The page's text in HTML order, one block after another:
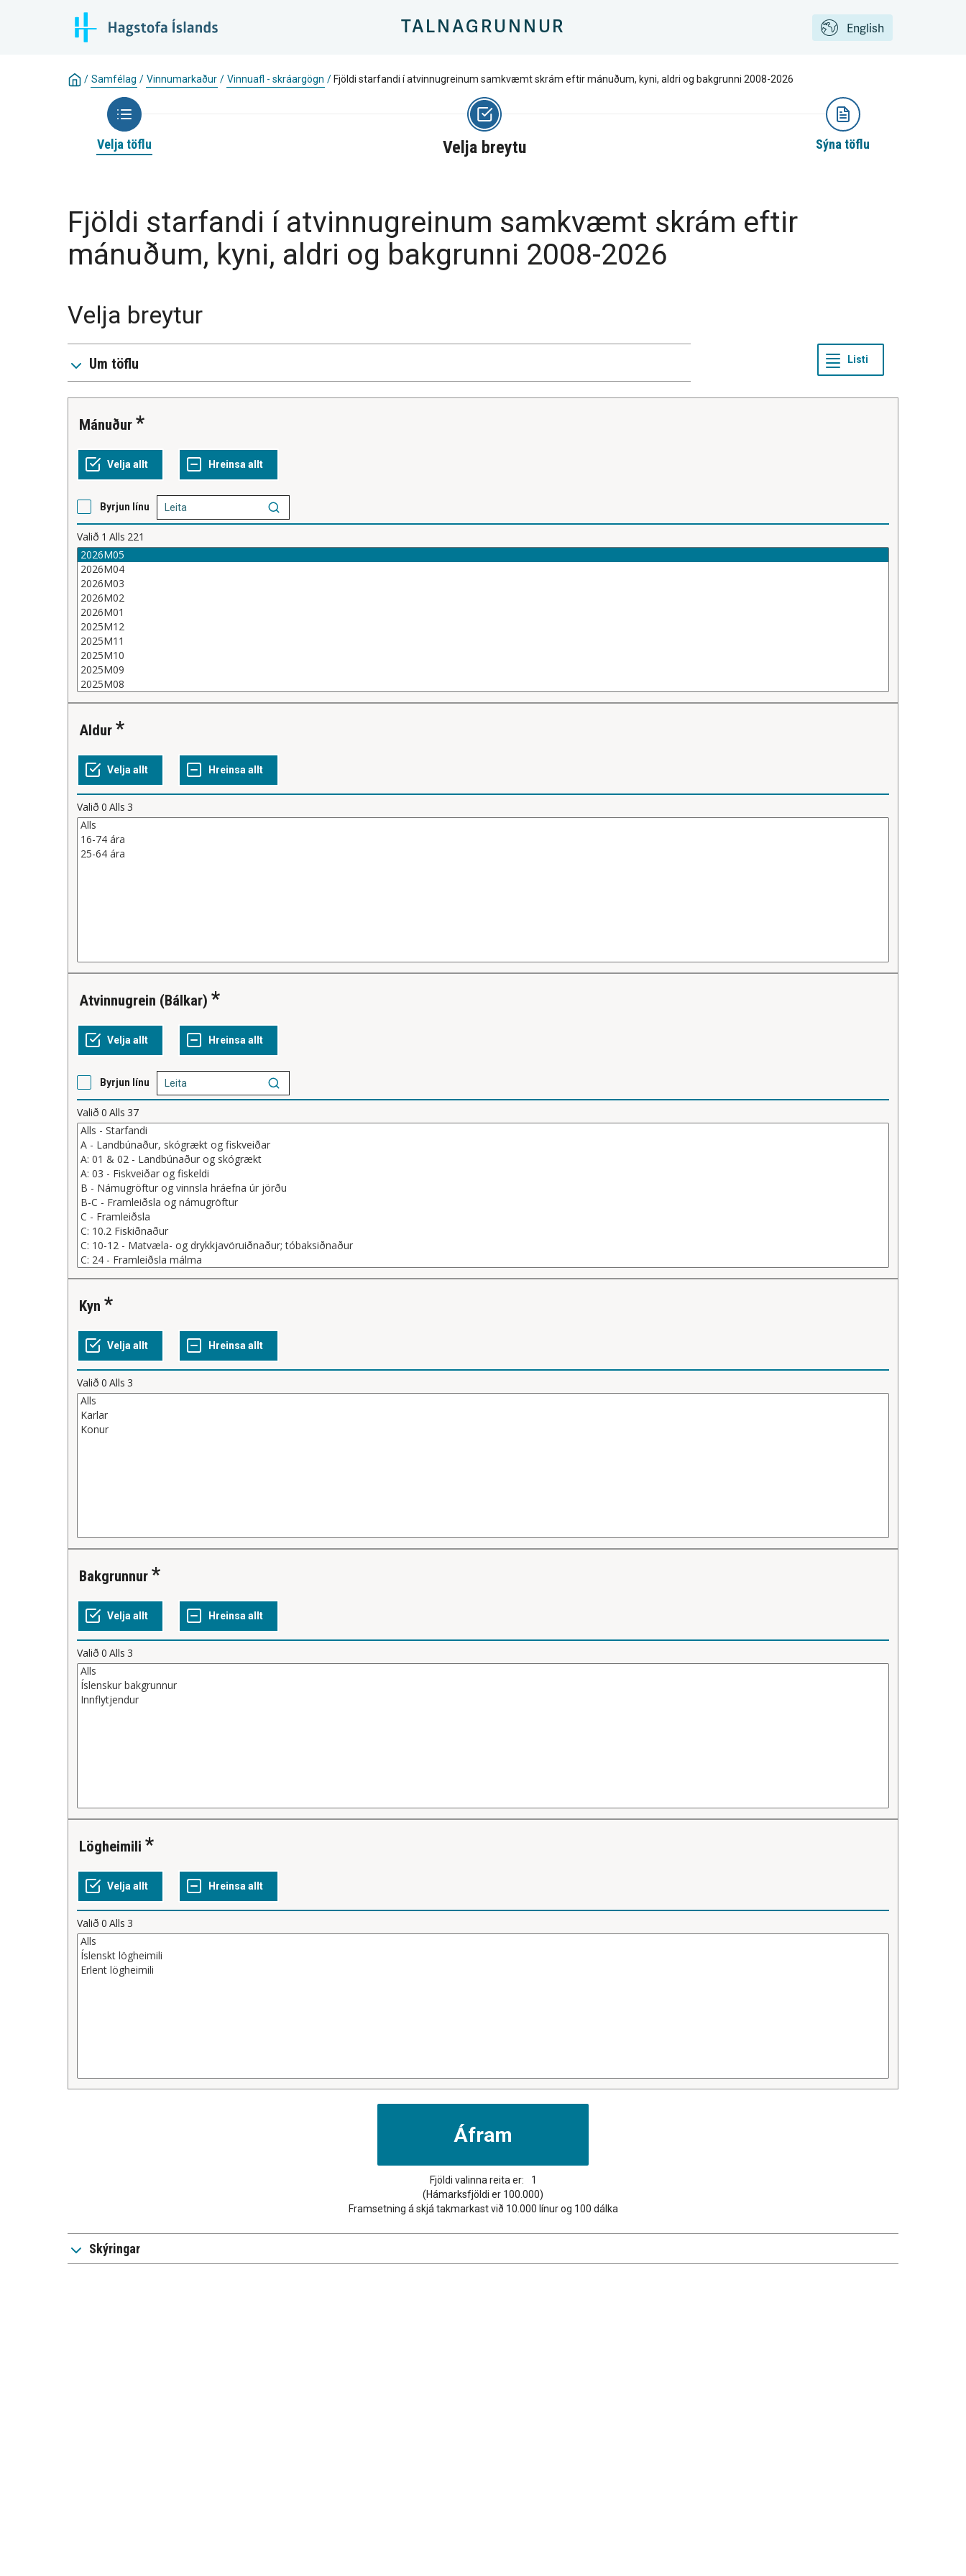
TALNAGRUNNUR English
/ Samfélag / Vinnumarkaður / Vinnuafl - skráargögn / Fjöldi starfandi í atvinnugreinum samkvæmt skrám eftir mánuðum, kyni, aldri og bakgrunni 2008-2026
Velja töflu Velja breytu Sýna töflu
Fjöldi starfandi í atvinnugreinum samkvæmt skrám eftir
mánuðum, kyni, aldri og bakgrunni 2008-2026
Velja breytur
Um töflu
Mánuður
Byrjun línu
Valið 1 Alls 221
Aldur
Valið 0 Alls 3
Atvinnugrein (Bálkar)
Byrjun línu
Valið 0 Alls 37
Kyn
Valið 0 Alls 3
Bakgrunnur
Valið 0 Alls 3
Lögheimili
Valið 0 Alls 3
Fjöldi valinna reita er:
1
(Hámarksfjöldi er 100.000)
Framsetning á skjá takmarkast við 10.000 línur og 100 dálka
Skýringar